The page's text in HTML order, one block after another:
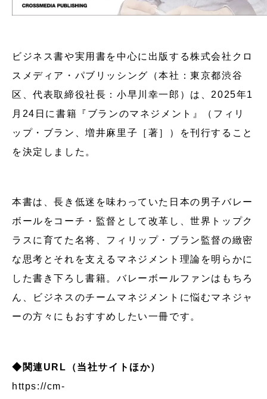
ビジネス書や実用書を中心に出版する株式会社クロ
スメディア・パブリッシング（本社：東京都渋谷
区、代表取締役社長：小早川幸一郎）は、2025年1
月24日に書籍『ブランのマネジメント』（フィリ
ップ・ブラン、増井麻里子［著］）を刊行すること
を決定しました。
本書は、長き低迷を味わっていた日本の男子バレー
ボールをコーチ・監督として改革し、世界トップク
ラスに育てた名将、フィリップ・ブラン監督の緻密
な思考とそれを支えるマネジメント理論を明らかに
した書き下ろし書籍。バレーボールファンはもちろ
ん、ビジネスのチームマネジメントに悩むマネジャ
ーの方々にもおすすめしたい一冊です。
◆関連URL（当社サイトほか）
https://cm-